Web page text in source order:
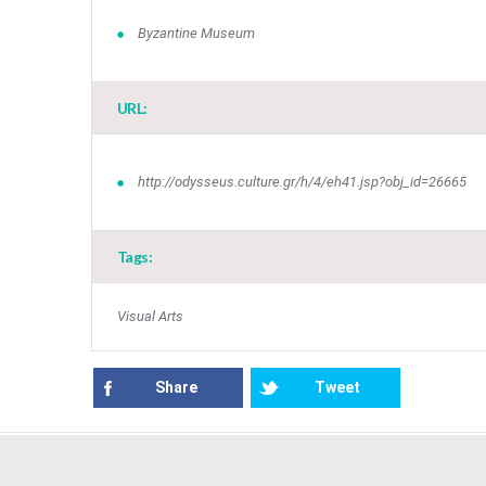
Byzantine Museum
URL:
http://odysseus.culture.gr/h/4/eh41.jsp?obj_id=26665
Tags:
Visual Arts
Share Tweet